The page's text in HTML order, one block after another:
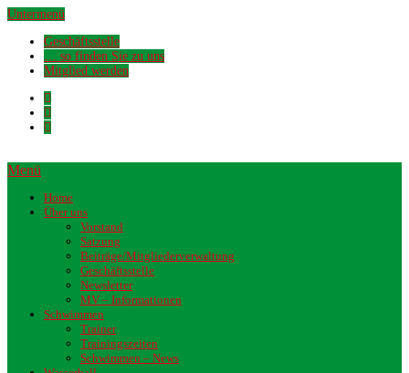
Untermenü
Geschäftsstelle
… so finden Sie zu uns
Mitglied werden
Menü
Home
Über uns
Vorstand
Satzung
Beiträge/Mitgliederverwaltung
Geschäftsstelle
Newsletter
MV – Informationen
Schwimmen
Trainer
Trainingszeiten
Schwimmen – News